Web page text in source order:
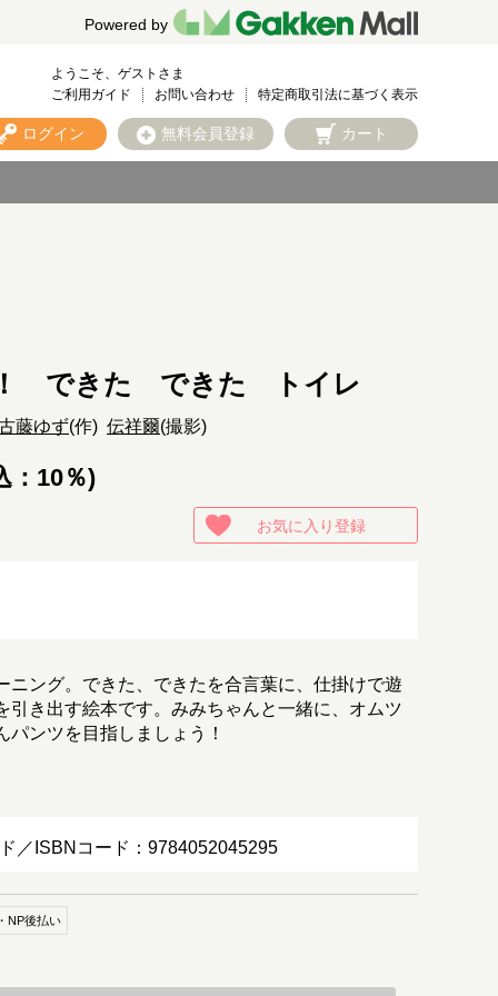
Powered by
ようこそ、ゲストさま
ご利用ガイド
お問い合わせ 特定商取引法に基づく表示
ログイン 無料会員登録 カート
できた できた トイレ
藤ゆず(作) 伝祥爾(撮影)
：10％)
お気に入り登録
ング。できた、できたを合言葉に、仕掛けで遊
き出す絵本です。みみちゃんと一緒に、オムツ
ンツを目指しましょう！
／ISBNコード：9784052045295
NP後払い